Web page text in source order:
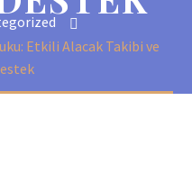
Etkili Alacak Takibi ve